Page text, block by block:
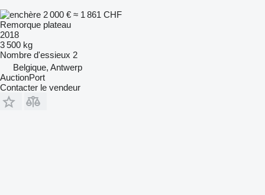
2 000 € ≈ 1 861 CHF
Remorque plateau
2018
3 500 kg
Nombre d'essieux 2
Belgique, Antwerp
AuctionPort
Contacter le vendeur